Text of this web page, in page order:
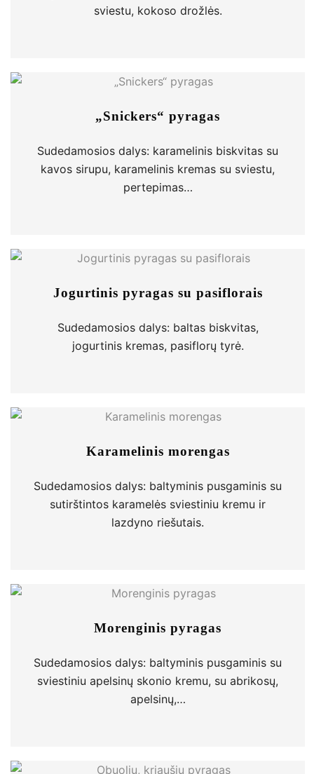
sviestu, kokoso drožlės.
„Snickers“ pyragas
Sudedamosios dalys: karamelinis biskvitas su
kavos sirupu, karamelinis kremas su sviestu,
pertepimas…
Jogurtinis pyragas su pasiflorais
Sudedamosios dalys: baltas biskvitas,
jogurtinis kremas, pasiflorų tyrė.
Karamelinis morengas
Sudedamosios dalys: baltyminis pusgaminis su
sutirštintos karamelės sviestiniu kremu ir
lazdyno riešutais.
Morenginis pyragas
Sudedamosios dalys: baltyminis pusgaminis su
sviestiniu apelsinų skonio kremu, su abrikosų,
apelsinų,…